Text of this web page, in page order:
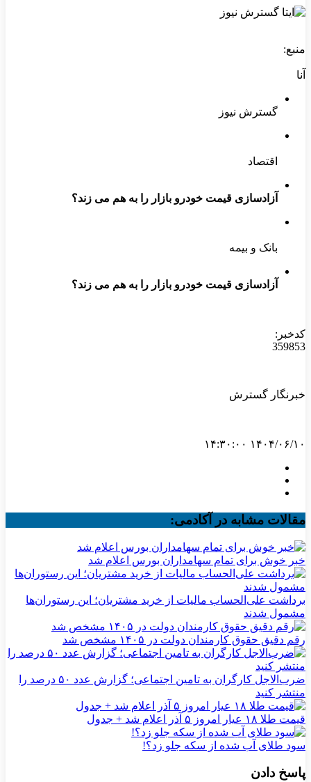
منبع:
آنا
گسترش نیوز
اقتصاد
آزادسازی قیمت خودرو بازار را به هم می زند؟
بانک و بیمه
آزادسازی قیمت خودرو بازار را به هم می زند؟
کدخبر:
359853
خبرنگار گسترش
۱۴۰۴/۰۶/۱۰ ۱۴:۳۰:۰۰
مقالات مشابه در آکادمی:
خبر خوش برای تمام سهامداران بورس اعلام شد
برداشت علی‌الحساب مالیات از خرید مشتریان؛ این رستوران‌ها
مشمول شدند
رقم دقیق حقوق کارمندان دولت در ۱۴۰۵ مشخص شد
ضرب‌الاجل کارگران به تامین اجتماعی؛ گزارش عدد ۵۰ درصد را
منتشر کنید
قیمت طلا ۱۸ عیار امروز ۵ آذر اعلام شد + جدول
سود طلای آب شده از سکه جلو زد؟!
پاسخ دادن